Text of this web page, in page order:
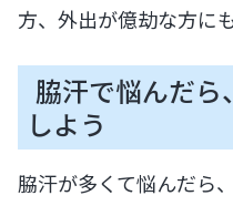
方、外出が億劫な方に
脇汗で悩んだ
しよう
脇汗が多くて悩んだら